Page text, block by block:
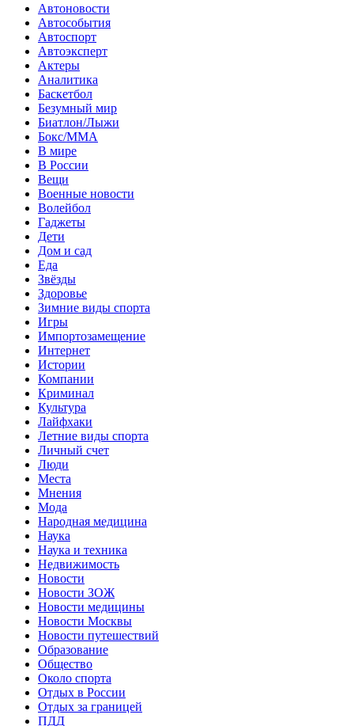
Автоновости
Автособытия
Автоспорт
Автоэксперт
Актеры
Аналитика
Баскетбол
Безумный мир
Биатлон/Лыжи
Бокс/MMA
В мире
В России
Вещи
Военные новости
Волейбол
Гаджеты
Дети
Дом и сад
Еда
Звёзды
Здоровье
Зимние виды спорта
Игры
Импортозамещение
Интернет
Истории
Компании
Криминал
Культура
Лайфхаки
Летние виды спорта
Личный счет
Люди
Места
Мнения
Мода
Народная медицина
Наука
Наука и техника
Недвижимость
Новости
Новости ЗОЖ
Новости медицины
Новости Москвы
Новости путешествий
Образование
Общество
Около спорта
Отдых в России
Отдых за границей
ПДД